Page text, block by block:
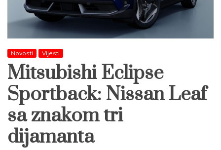
Novosti Vijesti
Mitsubishi Eclipse
Sportback: Nissan Leaf
sa znakom tri
dijamanta